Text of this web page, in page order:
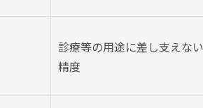
診療等の用途に差し支えない
精度